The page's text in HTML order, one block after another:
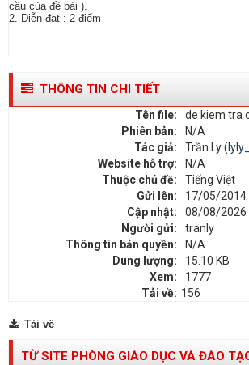
cầu của đề bài ).
2. Diễn đạt : 2 điểm
THÔNG TIN CHI TIẾT
Tên file:
de kiem tra
Phiên bản:
N/A
Tác giả:
Trần Ly (
Website hỗ trợ:
N/A
Thuộc chủ đề:
Tiếng Việt
Gửi lên:
17/05/2014
Cập nhật:
08/08/2026
Người gửi:
tranly
Thông tin bản quyền:
N/A
Dung lượng:
15.10 KB
Xem:
1777
Tải về: 156
Tải về
TỪ SITE PHÒNG GIÁO DỤC VÀ ĐÀO